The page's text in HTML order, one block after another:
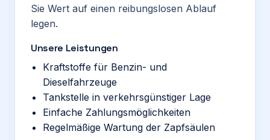
Sie Wert auf einen reibungslosen Ablauf
legen.
Unsere Leistungen
Kraftstoffe für Benzin- und
Dieselfahrzeuge
Tankstelle in verkehrsgünstiger Lage
Einfache Zahlungsmöglichkeiten
Regelmäßige Wartung der Zapfsäulen